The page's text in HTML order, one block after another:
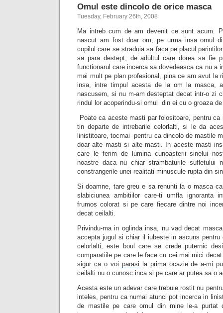
Omul este dincolo de orice masca
Tuesday, February 26th, 2008
Ma intrebcum de am devenit ce sunt acum.
nascut am fost doar om, pe urma insa omul
copilul care se straduia sa faca pe placul
sa para destept, de adultul care dorea sa fie
functionarul care incerca sa dovedeasca ca nu a
mai mult pe plan profesional, pina ce am avut la
insa, intre timpul acesta de la om la masca,
nascusem, si nu m-am desteptat decat intr-o zi
rindul lor acoperindu-si omul din ei cu o groaza
Poate ca aceste masti par folositoare, pentru
tin departe de intrebarile celorlalti, si le da
linistitoare, tocmai
pentru ca dincolo de mastile
doar alte masti si alte masti. In aceste masti
care le ferim de lumina cunoasterii sinelui
noastre daca nu chiar strambaturile sufletului
constrangerile unei realitati minuscule rupta din
Si doamne, tare greu e sa renunti la o masca
slabiciunea ambitiilor care-ti umfla ignoranta
frumos colorat si pe care fiecare dintre noi
decat ceilalti.
Privindu-ma in oglinda insa, nu vad decat
accepta jugul si chiar il iubeste in ascuns
celorlalti, este boul care se crede puternic
comparatiile pe care le face cu cei mai mici
sigur ca o voi parasi la prima ocazie de a-mi
ceilalti nu o cunosc inca si pe care ar putea sa o
Acesta este un adevar care trebuie rostit nu
inteles, pentru ca numai atunci pot incerca in
de mastile pe care omul din mine le-a purtat